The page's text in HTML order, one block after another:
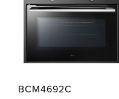
Ontdek ATAG
Inspiratie
Service
BCM4692C